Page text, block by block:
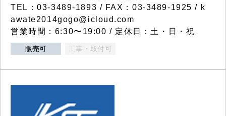
TEL：03-3489-1893 / FAX：03-3489-1925 / k
awate2014gogo@icloud.com
営業時間：6:30〜19:00 / 定休日：土・日・祝
販売可 工事・取付可